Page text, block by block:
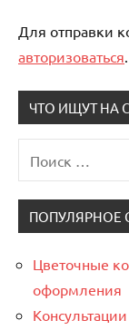
Для отправки
авторизоваться.
ЧТО ИЩУТ НА
для:
ПОПУЛЯРНОЕ
Цветочные
оформления